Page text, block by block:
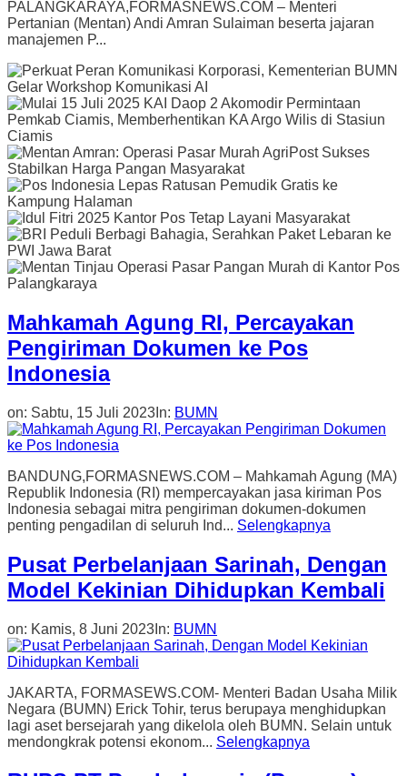
PALANGKARAYA,FORMASNEWS.COM – Menteri
Pertanian (Mentan) Andi Amran Sulaiman beserta jajaran
manajemen P...
Mahkamah Agung RI, Percayakan
Pengiriman Dokumen ke Pos
Indonesia
on: Sabtu, 15 Juli 2023 In: BUMN
BANDUNG,FORMASNEWS.COM – Mahkamah Agung (MA)
Republik Indonesia (RI) mempercayakan jasa kiriman Pos
Indonesia sebagai mitra pengiriman dokumen-dokumen
penting pengadilan di seluruh Ind... Selengkapnya
Pusat Perbelanjaan Sarinah, Dengan
Model Kekinian Dihidupkan Kembali
on: Kamis, 8 Juni 2023 In: BUMN
JAKARTA, FORMASEWS.COM- Menteri Badan Usaha Milik
Negara (BUMN) Erick Tohir, terus berupaya menghidupkan
lagi aset bersejarah yang dikelola oleh BUMN. Selain untuk
mendongkrak potensi ekonom... Selengkapnya